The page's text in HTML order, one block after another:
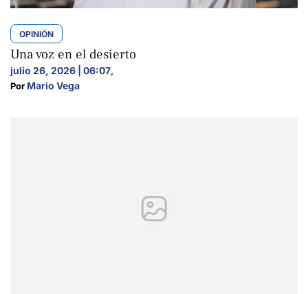
OPINIÓN
Una voz en el desierto
julio 26, 2026 | 06:07,
Por Mario Vega